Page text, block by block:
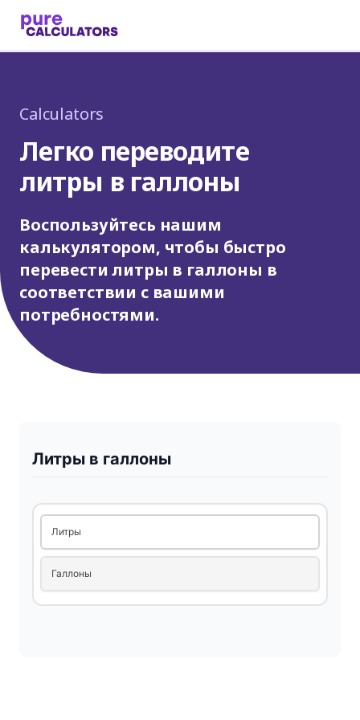
Calculators
Легко переводите
литры в галлоны
Воспользуйтесь нашим
калькулятором, чтобы быстро
перевести литры в галлоны в
соответствии с вашими
потребностями.
Литры в галлоны
Литры
Галлоны